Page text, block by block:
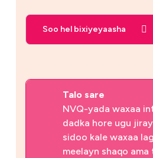
Soo hel bixiyeyaasha
Talo sare
NVQ-yada waxaa
dadka hore ugu
sidoo kale waxaa
meelayn shaqo